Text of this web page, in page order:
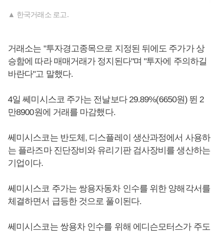
▲ 한국거래소 로고.
거래소는 "투자경고종목으로 지정된 뒤에도 주가가 상
승함에 따라 매매거래가 정지된다"며 "투자에 주의하길
바란다"고 말했다.
4일 쎄미시스코 주가는 전날보다 29.89%(6650원) 뛴 2
만8900원에 거래를 마감했다.
쎄미시스코는 반도체, 디스플레이 생산과정에서 사용하
는 플라즈마 진단장비와 유리기판 검사장비를 생산하는
기업이다.
쎄미시스코 주가는 쌍용자동차 인수를 위한 양해각서를
체결하면서 급등한 것으로 풀이된다.
쎄미시스코는 쌍용차 인수를 위해 에디슨모터스가 주도